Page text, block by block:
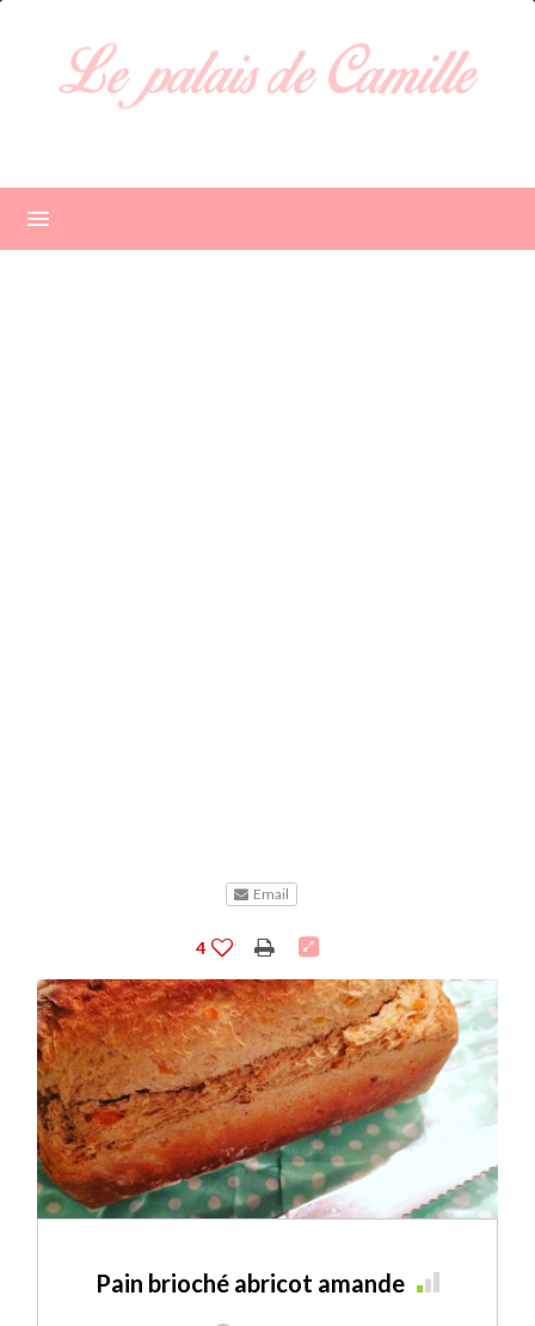
Email
4
Pain brioché abricot amande